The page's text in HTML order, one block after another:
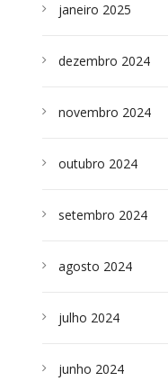
janeiro 2025
dezembro 2024
novembro 2024
outubro 2024
setembro 2024
agosto 2024
julho 2024
junho 2024